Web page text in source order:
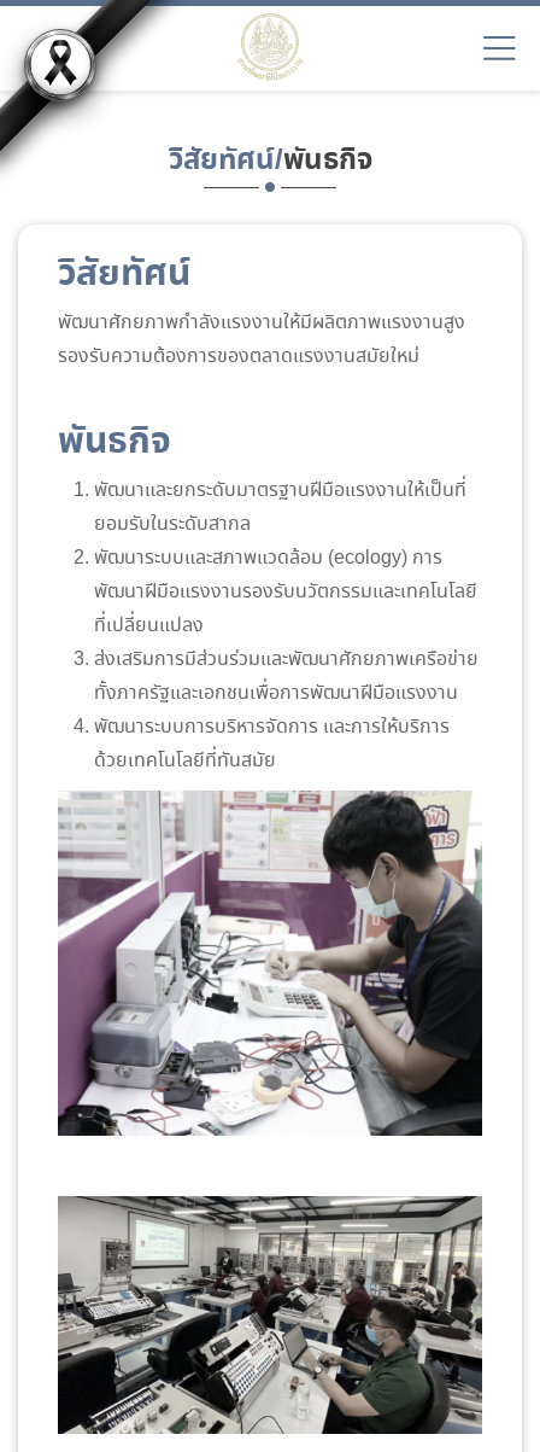
วิสัยทัศน์/พันธกิจ
วิสัยทัศน์
พัฒนาศักยภาพกำลังแรงงานให้มีผลิตภาพแรงงานสูง
รองรับความต้องการของตลาดแรงงานสมัยใหม่
พันธกิจ
พัฒนาและยกระดับมาตรฐานฝีมือแรงงานให้เป็นที่
ยอมรับในระดับสากล
พัฒนาระบบและสภาพแวดล้อม (ecology) การ
พัฒนาฝีมือแรงงานรองรับนวัตกรรมและเทคโนโลยี
ที่เปลี่ยนแปลง
ส่งเสริมการมีส่วนร่วมและพัฒนาศักยภาพเครือข่าย
ทั้งภาครัฐและเอกชนเพื่อการพัฒนาฝีมือแรงงาน
พัฒนาระบบการบริหารจัดการ และการให้บริการ
ด้วยเทคโนโลยีที่ทันสมัย